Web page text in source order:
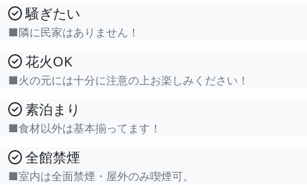
騒ぎたい
■隣に民家はありません！
花火OK
■火の元には十分に注意の上お楽しみください！
素泊まり
■食材以外は基本揃ってます！
全館禁煙
■室内は全面禁煙・屋外のみ喫煙可。